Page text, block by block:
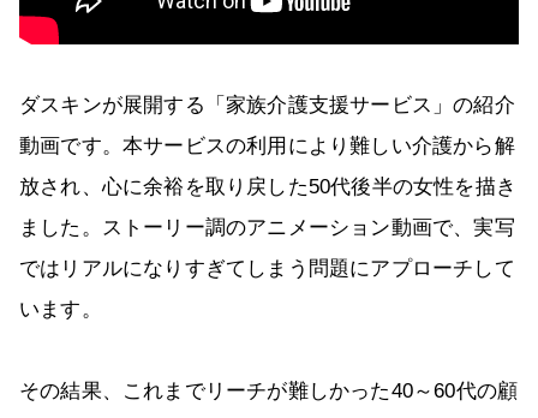
ダスキンが展開する「家族介護支援サービス」の紹介
動画です。本サービスの利用により難しい介護から解
放され、心に余裕を取り戻した50代後半の女性を描き
ました。ストーリー調のアニメーション動画で、実写
ではリアルになりすぎてしまう問題にアプローチして
います。
その結果、これまでリーチが難しかった40～60代の顧